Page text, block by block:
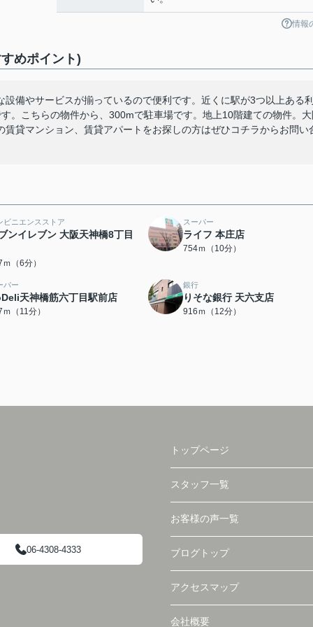
情報
めポイント)
備やサービスが揃っているので便利です。近くに駅が3つ以上ある
。こちらの物件から、300mで駐車場です。地上10階建ての物件。
貸マンション、賃貸アパートをお探しの方はぜひコチラからお問い
ビニエンスストア
ンイレブン 大阪天神橋8丁目
（6分）
スーパー
ライフ 本庄店
754ｍ（10分）
パー
天神橋筋六丁目駅前店
（11分）
銀行
りそな銀行 天六支店
916ｍ（12分）
06-4308-4333
トップページ
スタッフ一覧
お客様の声一覧
ブログトップ
アクセスマップ
会社概要